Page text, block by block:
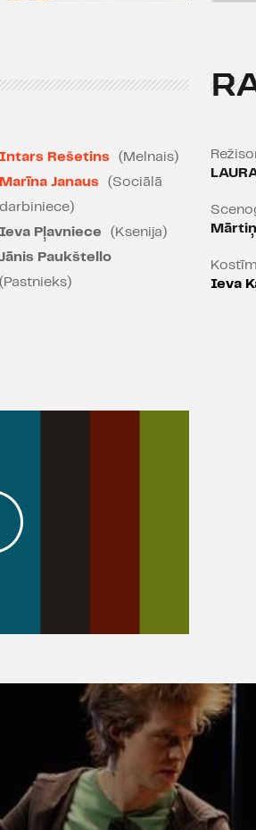
Intars Rešetins
(Melnais)
Marīna Janaus
(Sociālā
darbiniece)
Ieva Pļavniece
(Ksenija)
Jānis Paukštello
(Pastnieks)
Ieva